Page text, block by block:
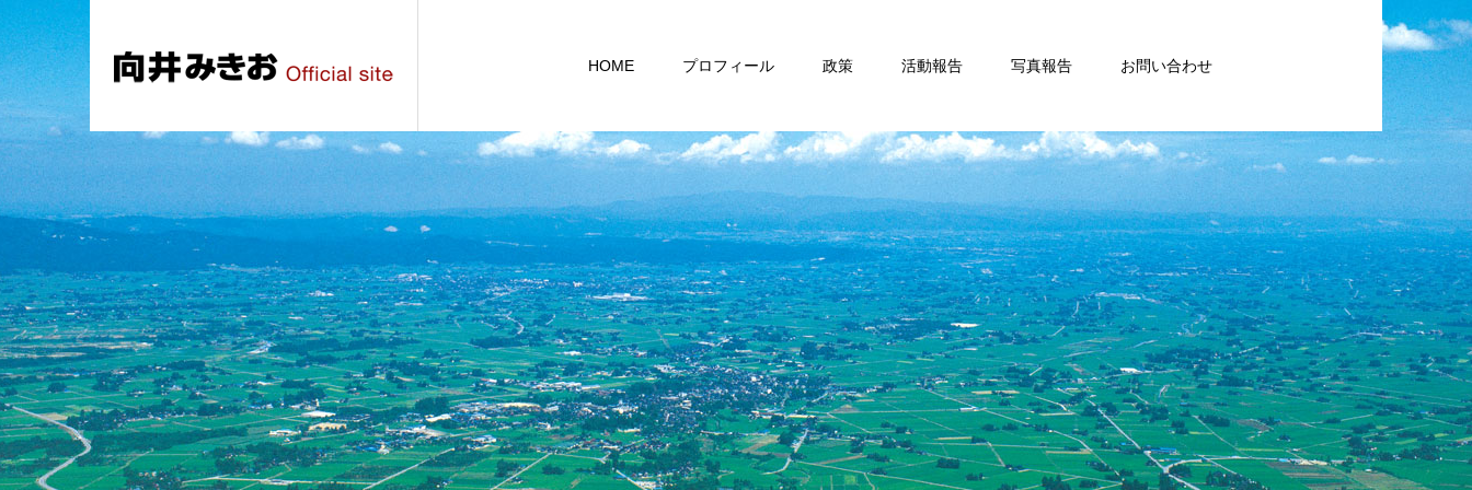
HOME プロフィール 政策 活動報告 写真報告 お問い合わせ